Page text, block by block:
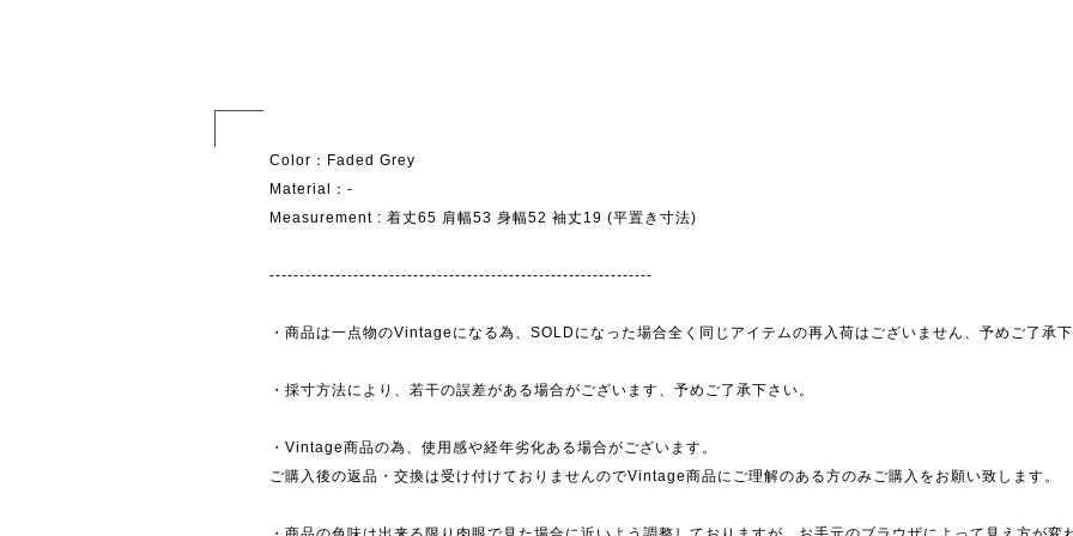
Color：Faded Grey
Material：-
Measurement : 着丈65 肩幅53 身幅52 袖丈19 (平置き寸法)
----------------------------------------------------------------
・商品は一点物のVintageになる為、SOLDになった場合全く同じアイテムの再入荷はございません、予めご了承下
・採寸方法により、若干の誤差がある場合がございます、予めご了承下さい。
・Vintage商品の為、使用感や経年劣化ある場合がございます。
ご購入後の返品・交換は受け付けておりませんのでVintage商品にご理解のある方のみご購入をお願い致します。